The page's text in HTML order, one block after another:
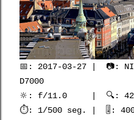
📅: 2017-03-27 | 📷:
D7000
🔆: f/11.0 | 🔍:
⏱️: 1/500 seg. | 🎚️: 400